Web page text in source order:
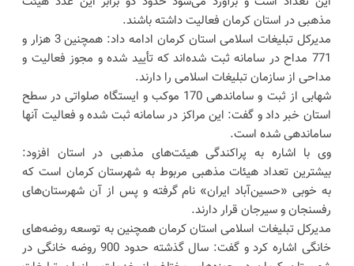
مذهبی در استان کرمان فعالیت داشته باشند.
مدیرکل تبلیغات اسلامی استان کرمان ادامه داد: همچنین 3 هزار و
771 مداح در سامانه ثبت شده‌اند که تأیید شده و مجوز فعالیت و
مداحی از سازمان تبلیغات اسلامی را دارند.
شهابی از ثبت و ساماندهی 170 موکب و ایستگاه صلواتی در سطح
استان خبر داد و گفت: این مراکز در سامانه ثبت شده و فعالیت آنها
ساماندهی شده است.
وی با اشاره به پراکندگی هیئت‌های مذهبی در استان افزود:
بیشترین تعداد هیئات مذهبی مربوط به شهرستان کرمان است که
به خوبی «حسین‌آباد ایران» نام گرفته و پس از آن شهرستان‌های
رفسنجان و سیرجان قرار دارند.
مدیرکل تبلیغات اسلامی استان کرمان همچنین به توسعه روضه‌های
خانگی اشاره کرد و گفت: سال گذشته حدود 900 روضه خانگی در